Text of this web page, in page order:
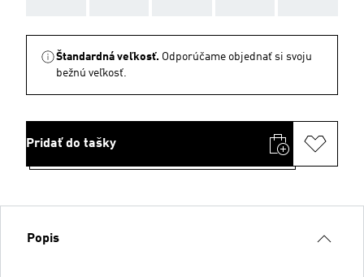
Štandardná veľkosť. Odporúčame objednať si svoju
bežnú veľkosť.
Pridať do tašky
Popis